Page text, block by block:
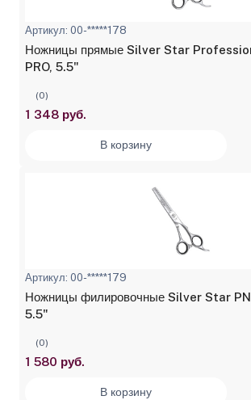
Артикул: 00-*****178
Ножницы прямые Silver Star
PRO, 5.5"
(0)
1 348 руб.
В корзину
Артикул: 00-*****179
Ножницы филировочные Silver Star PN
5.5"
(0)
1 580 руб.
В корзину